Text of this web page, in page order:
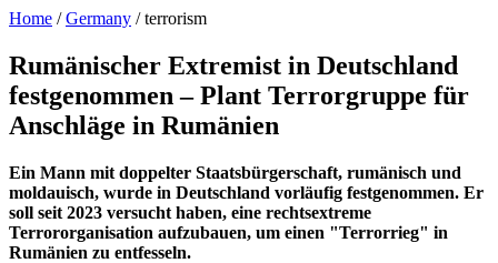
Home /Germany /terrorism
Rumänischer Extremist in Deutschland
festgenommen – Plant Terrorgruppe für
Anschläge in Rumänien
Ein Mann mit doppelter Staatsbürgerschaft, rumänisch und
moldauisch, wurde in Deutschland vorläufig festgenommen. Er
soll seit 2023 versucht haben, eine rechtsextreme
Terrororganisation aufzubauen, um einen "Terrorrieg" in
Rumänien zu entfesseln.